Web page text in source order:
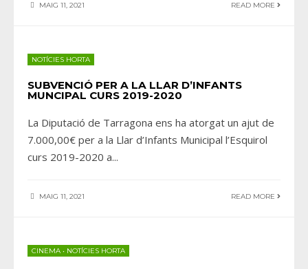
MAIG 11, 2021 READ MORE
NOTÍCIES HORTA
SUBVENCIÓ PER A LA LLAR D’INFANTS
MUNCIPAL CURS 2019-2020
La Diputació de Tarragona ens ha atorgat un ajut de
7.000,00€ per a la Llar d’Infants Municipal l’Esquirol
curs 2019-2020 a...
MAIG 11, 2021 READ MORE
CINEMA • NOTÍCIES HORTA